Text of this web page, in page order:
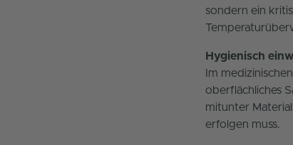
sondern ein
Hygienisch
Im
oberflächliches
mitunter
erfolgen muss.